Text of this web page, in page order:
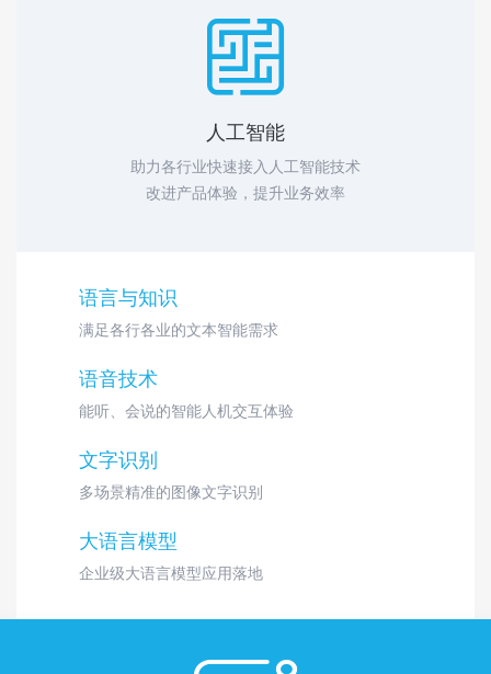

人工智能
助力各行业快速接入人工智能技术
改进产品体验，提升业务效率
语言与知识
满足各行各业的文本智能需求
语音技术
能听、会说的智能人机交互体验
文字识别
多场景精准的图像文字识别
大语言模型
企业级大语言模型应用落地